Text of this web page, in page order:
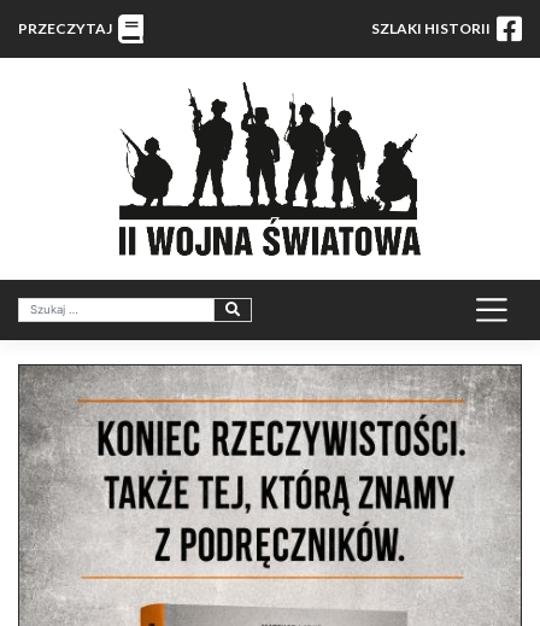
PRZECZYTAJ SZLAKI HISTORII